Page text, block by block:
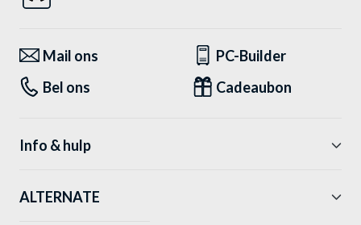
Mail ons
PC-Builder
Bel ons
Cadeaubon
Info & hulp
ALTERNATE